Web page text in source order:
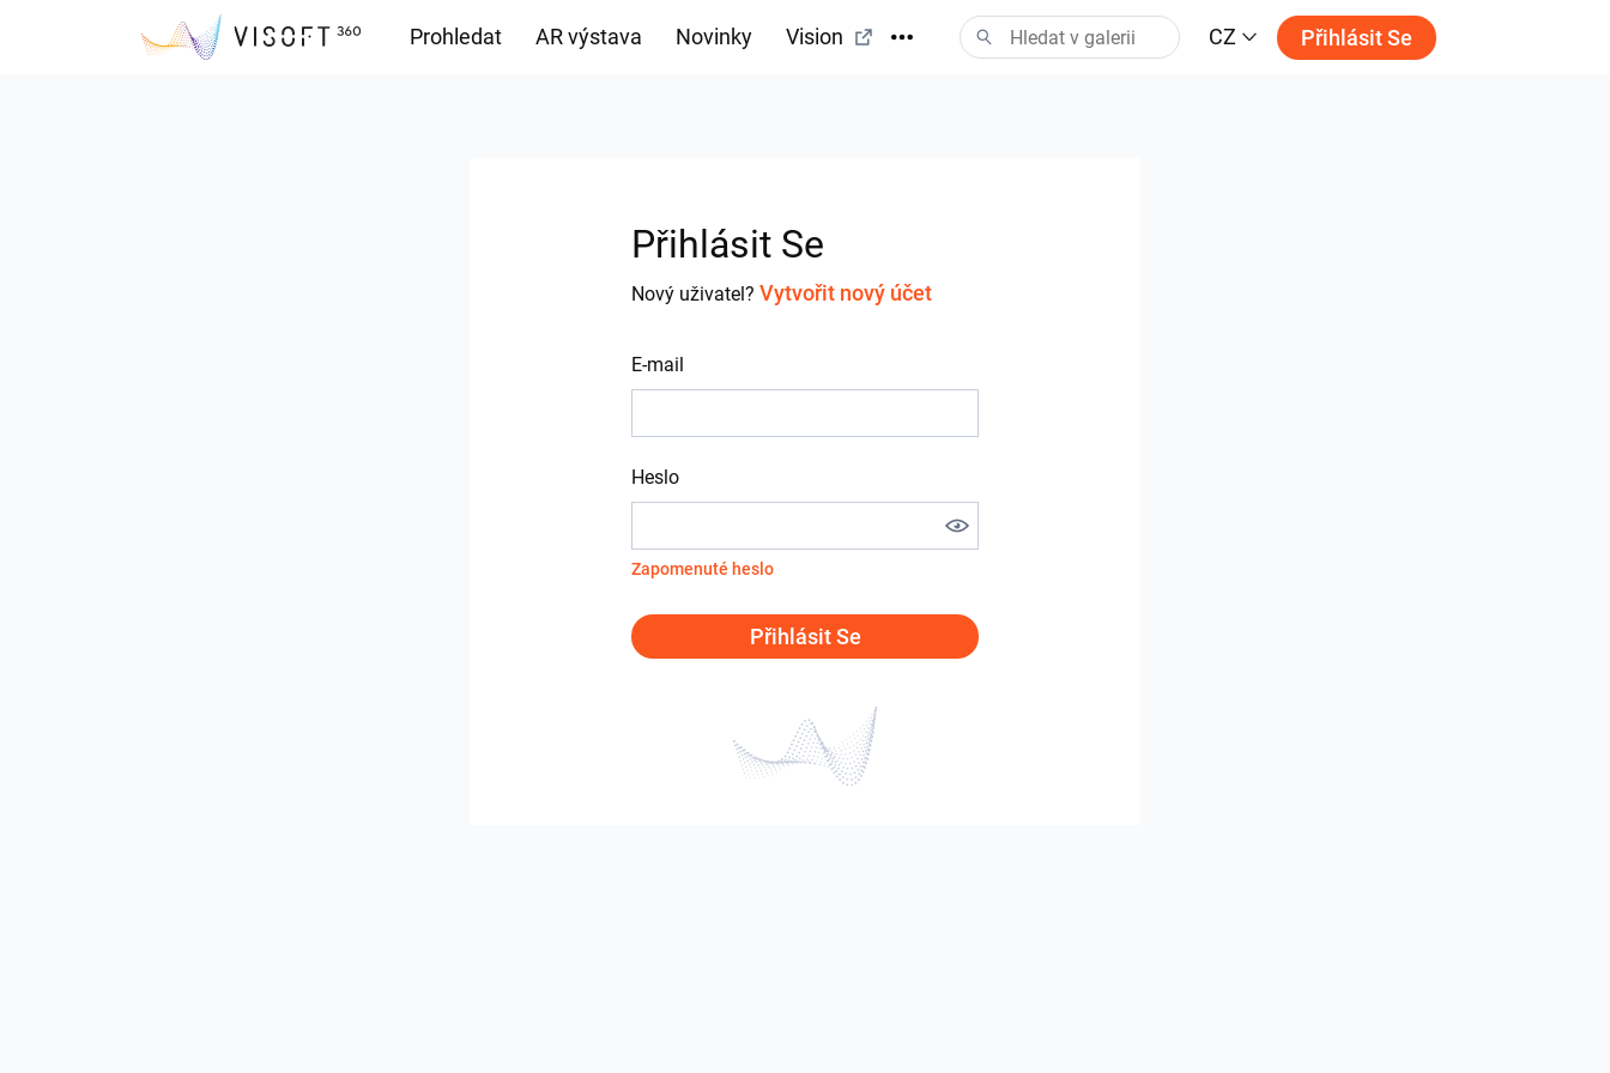
Prohledat AR výstava Novinky Vision CZ Přihlásit Se
Přihlásit Se
Nový uživatel? Vytvořit nový účet
E-mail
Heslo
Zapomenuté heslo
Přihlásit Se